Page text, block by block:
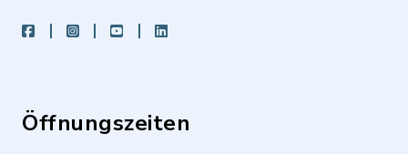
facebookinstagramyoutubeLinkedIn
Öffnungszeiten